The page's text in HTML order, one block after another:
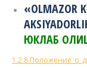
«OLMAZOR
ЮКЛАБ
1.2.8